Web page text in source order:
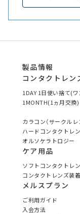
製品情報
コンタクトレン
1DAY 1日使い捨て(
1MONTH(1ヵ月交換)
カラコン（サークルレ
ハードコンタクトレ
オルソケラトロジー
ケア用品
ソフトコンタクトレ
コンタクトレンズ装
メルスプラン
ご利用ガイド
入会方法